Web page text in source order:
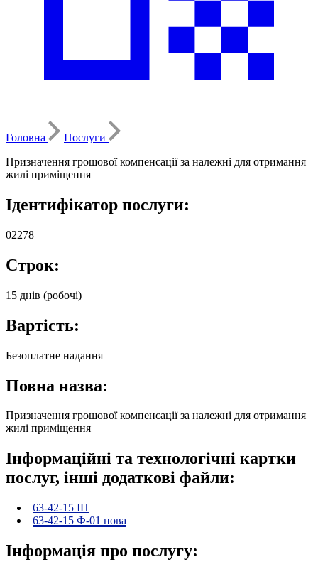
Головна
Послуги
Призначення грошової компенсації за належні для отримання
жилі приміщення
Ідентифікатор послуги:
02278
Строк:
15 днів (робочі)
Вартість:
Безоплатне надання
Повна назва:
Призначення грошової компенсації за належні для отримання
жилі приміщення
Інформаційні та технологічні картки
послуг, інші додаткові файли:
63-42-15 ІП
63-42-15 Ф-01 нова
Інформація про послугу: